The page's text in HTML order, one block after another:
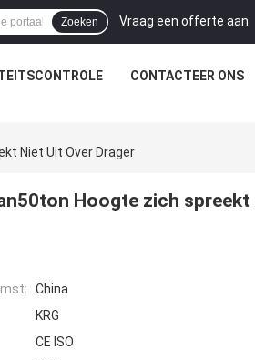
Vraag een offerte aan
Zoeken
CONTACTEER ONS
Niet Uit Over Drager
Hoogte zich
China
KRG
CE ISO